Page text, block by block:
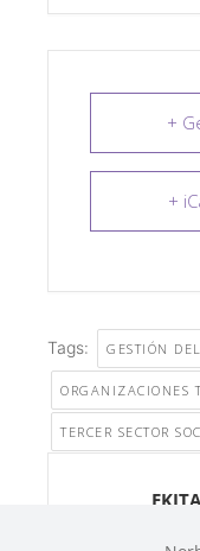
+
+
Tags: GESTIÓN
ORGANIZACIONES
TERCER SECTOR